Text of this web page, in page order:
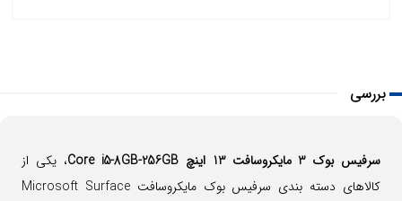
بررسی
سرفیس بوک 3 مایکروسافت 13 اینچ Core i5-8GB-256GB
، یکی از
کالاهای دسته بندی سرفیس بوک مایکروسافت Microsoft Surface